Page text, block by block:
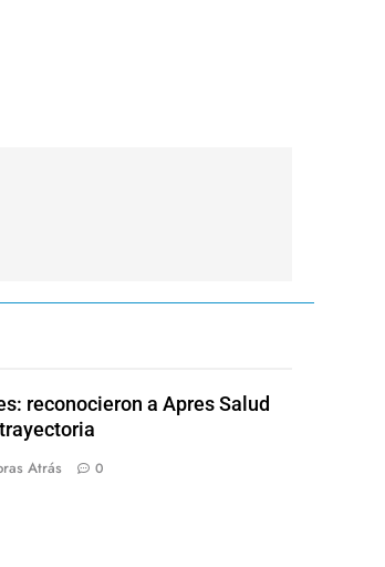
reconocieron a Apres Salud
Atrás 0